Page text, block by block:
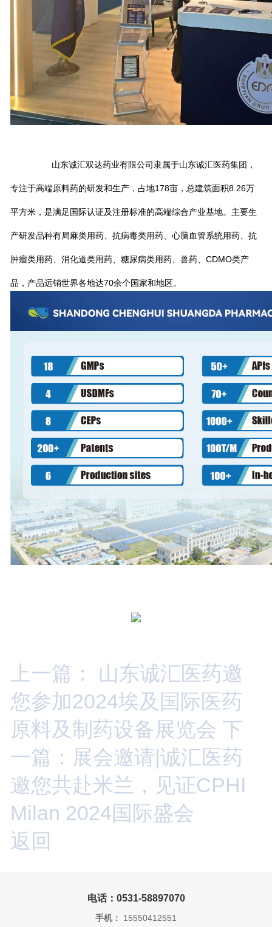
山东诚汇双达药业有限公司隶属于山东诚汇医药集团，
专注于高端原料药的研发和生产，占地178亩，总建筑面积8.26万
平方米，是满足国际认证及注册标准的高端综合产业基地。主要生
产研发品种有局麻类用药、抗病毒类用药、心脑血管系统用药、抗
肿瘤类用药、消化道类用药、糖尿病类用药、兽药、CDMO类产
品，产品远销世界各地达70余个国家和地区。
上一篇： 山东诚汇医药邀
您参加2024埃及国际医药
原料及制药设备展览会 下
一篇：展会邀请|诚汇医药
邀您共赴米兰，见证CPHI
Milan 2024国际盛会
返回
电话：0531-58897070
手机： 15550412551